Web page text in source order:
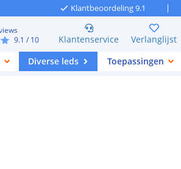
Klantbeoordeling 9.1
9.1 / 10 Klantenservice Verlanglijst
Diverse leds
Toepassingen